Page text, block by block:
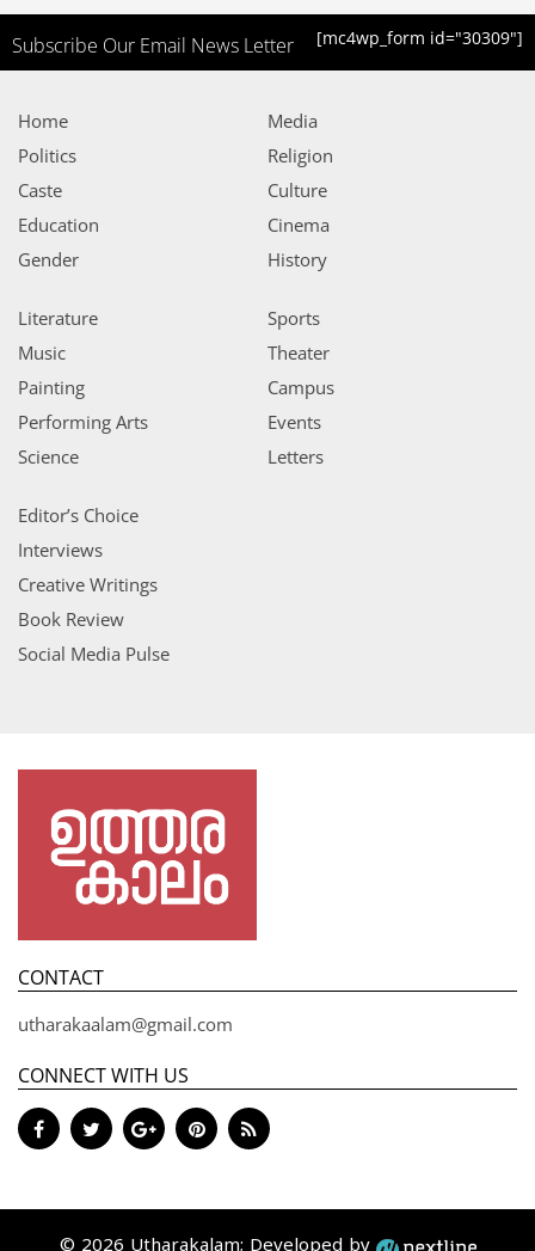
Subscribe Our Email News Letter [mc4wp_form id="30309"]
Home
Politics
Caste
Education
Gender
Media
Religion
Culture
Cinema
History
Literature
Music
Painting
Performing Arts
Science
Sports
Theater
Campus
Events
Letters
Editor’s Choice
Interviews
Creative Writings
Book Review
Social Media Pulse
CONTACT
utharakaalam@gmail.com
CONNECT WITH US
© 2026 Utharakalam; Developed by